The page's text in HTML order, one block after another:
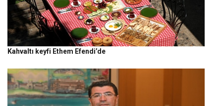
Kahvaltı keyfi Ethem Efendi’de